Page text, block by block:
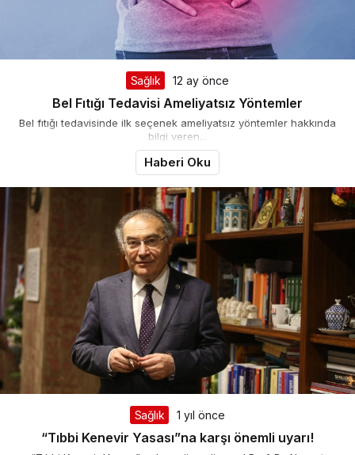
Sağlık 12 ay önce
Bel Fıtığı Tedavisi Ameliyatsız Yöntemler
Bel fıtığı tedavisinde ilk seçenek ameliyatsız yöntemler hakkında
bilgi veren...
Haberi Oku
Sağlık 1 yıl önce
“Tıbbi Kenevir Yasası”na karşı önemli uyarı!